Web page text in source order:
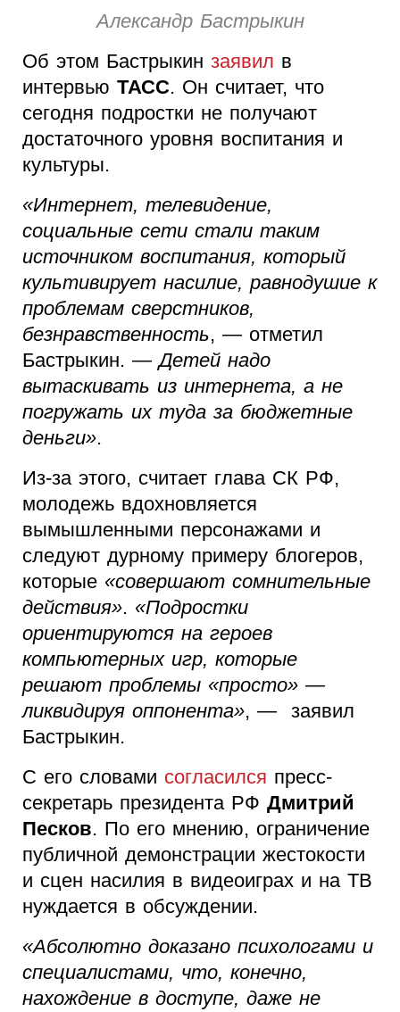
Александр Бастрыкин
Об этом Бастрыкин заявил в
интервью ТАСС. Он считает, что
сегодня подростки не получают
достаточного уровня воспитания и
культуры.
«Интернет, телевидение,
социальные сети стали таким
источником воспитания, который
культивирует насилие, равнодушие к
проблемам сверстников,
безнравственность, — отметил
Бастрыкин. —Детей надо
вытаскивать из интернета, а не
погружать их туда за бюджетные
деньги».
Из-за этого, считает глава СК РФ,
молодежь вдохновляется
вымышленными персонажами и
следуют дурному примеру блогеров,
которые «совершают сомнительные
действия». «Подростки
ориентируются на героев
компьютерных игр, которые
решают проблемы «просто» —
ликвидируя оппонента», — заявил
Бастрыкин.
С его словами согласился пресс-
секретарь президента РФ Дмитрий
Песков. По его мнению, ограничение
публичной демонстрации жестокости
и сцен насилия в видеоиграх и на ТВ
нуждается в обсуждении.
«Абсолютно доказано психологами и
специалистами, что, конечно,
нахождение в доступе, даже не